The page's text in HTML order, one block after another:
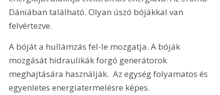
Dániában található. Olyan úszó bójákkal van
felvértezve.
A bóját a hullámzás fel-le mozgatja. A bóják
mozgását hidraulikák forgó generátorok
meghajtására használják.  Az egység folyamatos és
egyenletes energiatermelésre képes.